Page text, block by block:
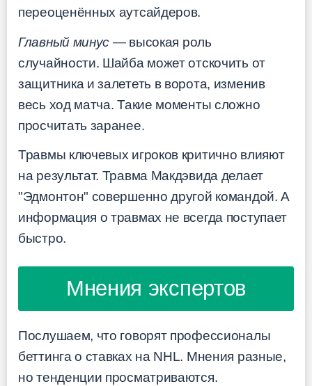
переоценённых аутсайдеров.
Главный минус — высокая роль
случайности. Шайба может отскочить от
защитника и залететь в ворота, изменив
весь ход матча. Такие моменты сложно
просчитать заранее.
Травмы ключевых игроков критично влияют
на результат. Травма Макдэвида делает
"Эдмонтон" совершенно другой командой. А
информация о травмах не всегда поступает
быстро.
Мнения экспертов
Послушаем, что говорят профессионалы
беттинга о ставках на NHL. Мнения разные,
но тенденции просматриваются.